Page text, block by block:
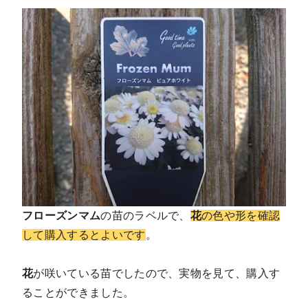
フローズンマムの苗のラベルで、 花の色や形を確認
して購入するとよいです 。
花が咲いている苗でしたので、実物を見て、購入す
ることができました。